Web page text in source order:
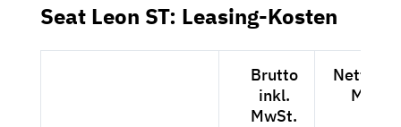
Seat Leon ST: Leasing-Kosten
Brutto
inkl.
MwSt.
Netto
MwSt.